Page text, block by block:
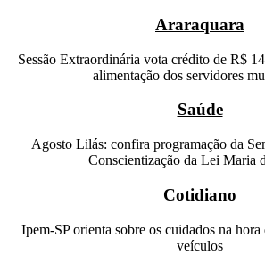
Araraquara
Sessão Extraordinária vota crédito de R$
alimentação dos servidores
Saúde
Agosto Lilás: confira programação da
Conscientização da Lei Maria
Cotidiano
Ipem-SP orienta sobre os cuidados na
veículos